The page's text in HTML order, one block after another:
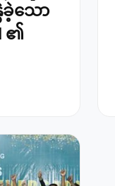
သော
၏